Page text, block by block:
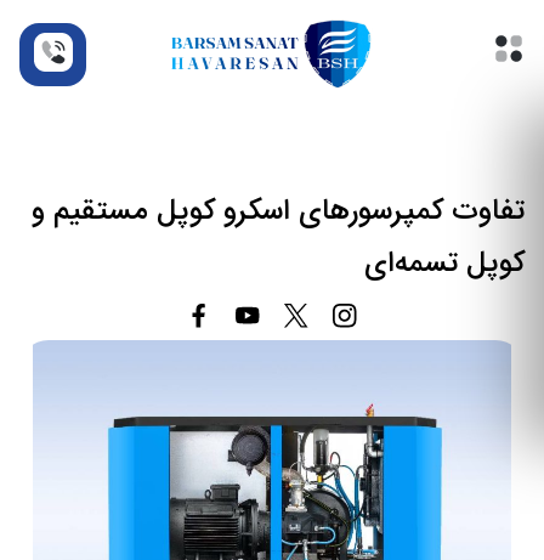
تفاوت کمپرسورهای اسکرو کوپل مستقیم و
کوپل تسمه‌ای